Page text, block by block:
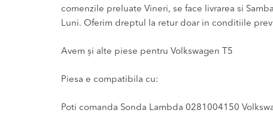
comenzile preluate Vineri, se face livrarea si
Luni. Oferim dreptul la retur doar in conditiile
Avem și alte piese pentru Volkswagen T5
Piesa e compatibila cu:
Poti comanda Sonda Lambda 0281004150